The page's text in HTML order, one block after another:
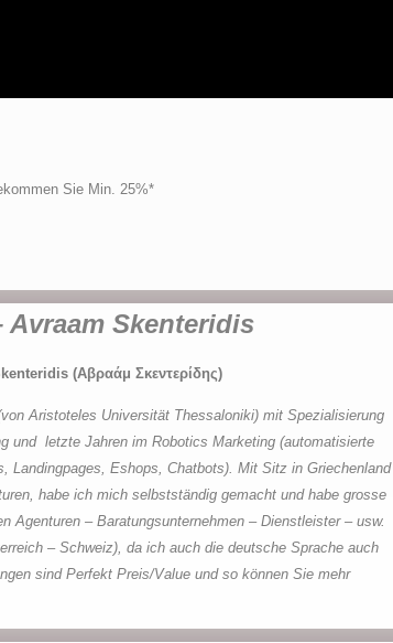
Sie Min. 25%*
Avraam Skenteridis
(Αβραάμ Σκεντερίδης)
Aristoteles Universität Thessaloniki) mit Spezialisierung
und letzte Jahren im Robotics Marketing (automatisierte
Landingpages, Eshops, Chatbots). Mit Sitz in Griechenland
habe ich mich selbstständig gemacht und habe grosse
Agenturen – Baratungsunternehmen – Dienstleister – usw.
– Schweiz), da ich auch die deutsche Sprache auch
sind Perfekt Preis/Value und so können Sie mehr